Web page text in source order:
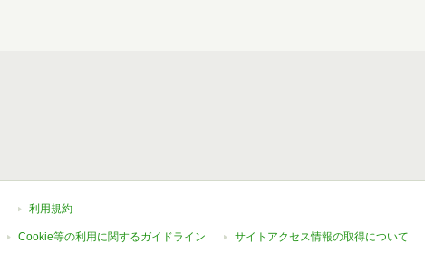
利用規約
Cookie等の利用に関するガイドライン サイトアクセス情報の取得について